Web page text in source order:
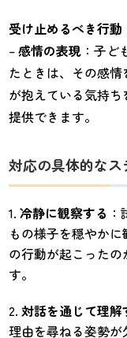
受け止めるべき行動
–感情の表現 ：子
たときは、その感
が抱えている気持
提供できます。
対応の具体的なス
冷静に観察する
もの様子を穏やか
の行動が起こった
す。
対話を通じて理解
理由を尋ねる姿勢